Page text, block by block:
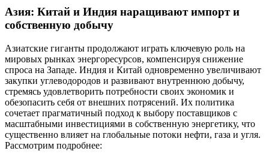
Азия: Китай и Индия наращивают импорт и
собственную добычу
Азиатские гиганты продолжают играть ключевую роль на
мировых рынках энергоресурсов, компенсируя снижение
спроса на Западе. Индия и Китай одновременно увеличивают
закупки углеводородов и развивают внутреннюю добычу,
стремясь удовлетворить потребности своих экономик и
обезопасить себя от внешних потрясений. Их политика
сочетает прагматичный подход к выбору поставщиков с
масштабными инвестициями в собственную энергетику, что
существенно влияет на глобальные потоки нефти, газа и угля.
Рассмотрим подробнее: